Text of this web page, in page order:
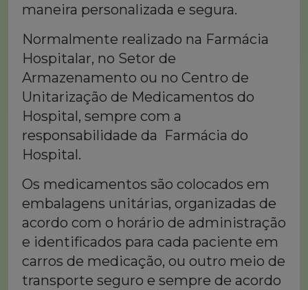
maneira personalizada e segura.
Normalmente realizado na Farmácia
Hospitalar, no Setor de
Armazenamento ou no Centro de
Unitarização de Medicamentos do
Hospital, sempre com a
responsabilidade da Farmácia do
Hospital.
Os medicamentos são colocados em
embalagens unitárias, organizadas de
acordo com o horário de administração
e identificados para cada paciente em
carros de medicação, ou outro meio de
transporte seguro e sempre de acordo